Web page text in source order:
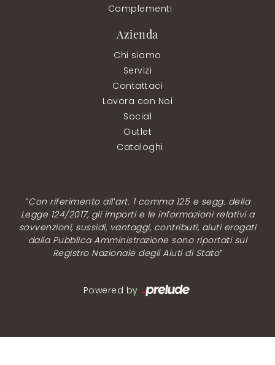
Complementi
Azienda
Chi siamo
Servizi
Contattaci
Lavora con Noi
Social
Outlet
Cataloghi
“Con riferimento all’art. 1 comma 125 e segg. della
Legge 124/2017, gli importi e le informazioni relativi a
sovvenzioni, sussidi, vantaggi, contributi, aiuti erogati
dalla Pubblica Amministrazione sono riportati sul
Registro Nazionale degli Aiuti di Stato”
Powered by